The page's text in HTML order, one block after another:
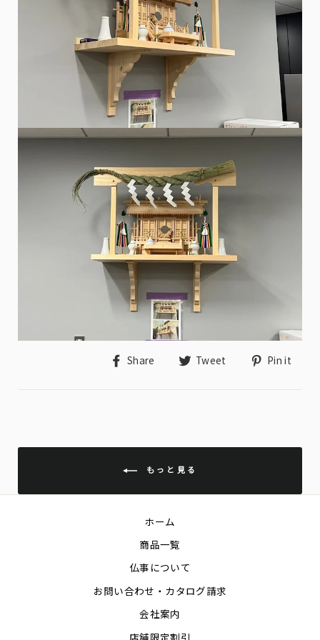
Share
Share
Facebook
Tweet
Tweet
Twitter
Pin it
もっと見る
ホーム
商品一覧
仏事について
お問い合わせ・カタログ請求
会社案内
店舗限定割引